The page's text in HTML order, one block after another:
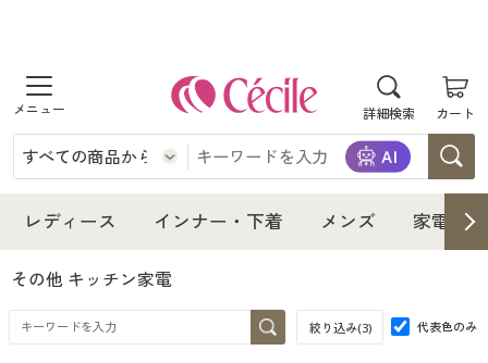
詳細検索 カート
商品を探す
レディース
レディースファッション
女性下着
インナー・下着
インナー・下着通販すべて
女性下着
メンズ
メンズ通販すべて
家電・雑貨
レディース インナー・下着 メンズ 家電・
その他 キッチン家電
絞り込み(3) 代表色のみ